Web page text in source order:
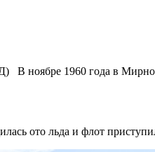
В ноябре 1960 года в
ото льда и флот